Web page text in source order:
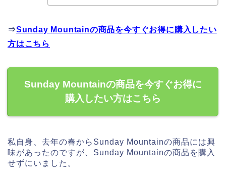
⇒Sunday Mountainの商品を今すぐお得に購入したい
方はこちら
Sunday Mountainの商品を今すぐお得に
購入したい方はこちら
私自身、去年の春からSunday Mountainの商品には興
味があったのですが、Sunday Mountainの商品を購入
せずにいました。